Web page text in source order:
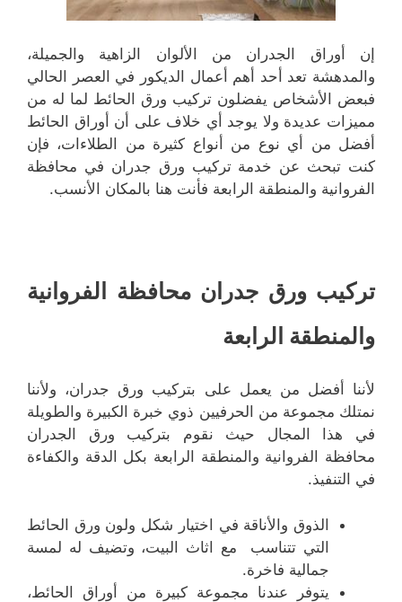
إن أوراق الجدران من الألوان الزاهية والجميلة،
والمدهشة تعد أحد أهم أعمال الديكور في العصر الحالي
فبعض الأشخاص يفضلون تركيب ورق الحائط لما له من
مميزات عديدة ولا يوجد أي خلاف على أن أوراق الحائط
أفضل من أي نوع من أنواع كثيرة من الطلاءات، فإن
كنت تبحث عن خدمة تركيب ورق جدران في محافظة
الفروانية والمنطقة الرابعة فأنت هنا بالمكان الأنسب.
تركيب ورق جدران محافظة الفروانية
والمنطقة الرابعة
لأننا أفضل من يعمل على بتركيب ورق جدران، ولأننا
نمتلك مجموعة من الحرفيين ذوي خبرة الكبيرة والطويلة
في هذا المجال حيث نقوم بتركيب ورق الجدران
محافظة الفروانية والمنطقة الرابعة بكل الدقة والكفاءة
في التنفيذ.
الذوق والأناقة في اختيار شكل ولون ورق الحائط
التي تتناسب مع اثاث البيت، وتضيف له لمسة
جمالية فاخرة.
يتوفر عندنا مجموعة كبيرة من أوراق الحائط،